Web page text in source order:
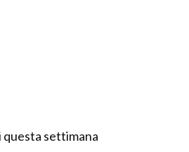
questa settimana